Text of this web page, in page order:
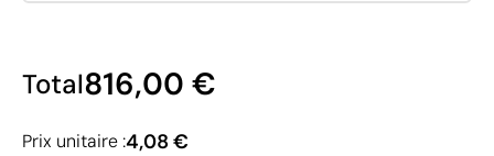
Total816,00 €
Prix unitaire :4,08 €